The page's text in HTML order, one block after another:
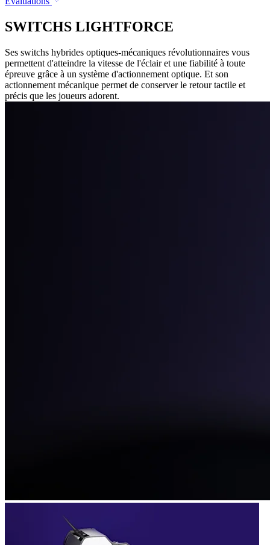
SWITCHS LIGHTFORCE
Ses switchs hybrides optiques-mécaniques révolutionnaires vous
permettent d'atteindre la vitesse de l'éclair et une fiabilité à toute
épreuve grâce à un système d'actionnement optique. Et son
actionnement mécanique permet de conserver le retour tactile et
précis que les joueurs adorent.